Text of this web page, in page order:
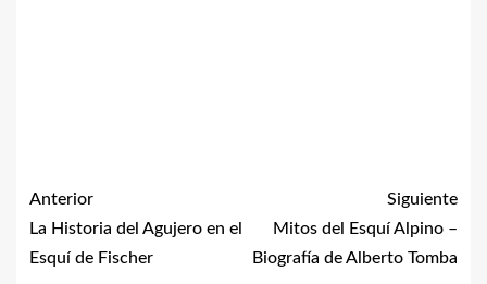
Anterior
La Historia del Agujero en el
Esquí de Fischer
Siguiente
Mitos del Esquí Alpino –
Biografía de Alberto Tomba